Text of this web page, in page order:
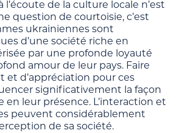
l’écoute de la culture locale n’est
question de courtoisie, c’est
ukrainiennes sont
d’une société riche en
par une profonde loyauté
amour de leur pays. Faire
et d’appréciation pour ces
significativement la façon
en leur présence. L’interaction et
peuvent considérablement
de sa société.